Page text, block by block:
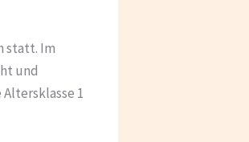
statt. Im
und
1